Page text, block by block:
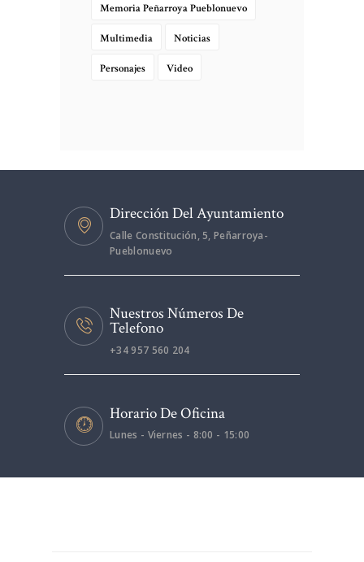
Memoria Peñarroya Pueblonuevo
Multimedia Noticias
Personajes Video
Dirección Del Ayuntamiento
Calle Constitución, 5, Peñarroya-
Pueblonuevo
Nuestros Números De
Telefono
+34 957 560 204
Horario De Oficina
Lunes - Viernes - 8:00 - 15:00